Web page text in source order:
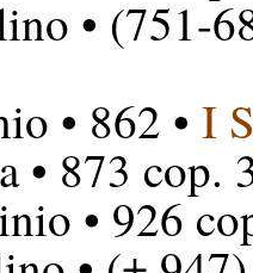
• (751-
• 862 • I
• 873 cop.
• 926